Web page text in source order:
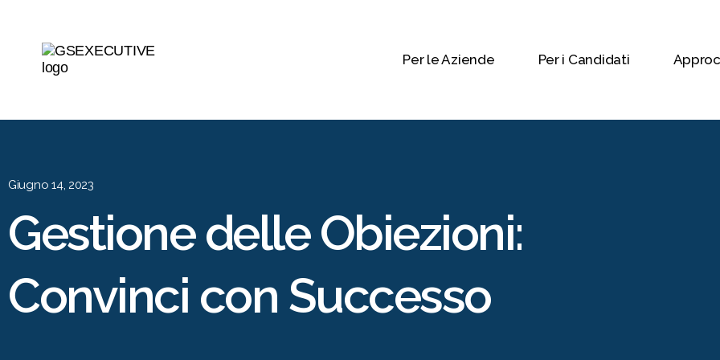
Per le Aziende Per i Candidati
Giugno 14, 2023
Gestione delle Obiezioni:
Convinci con Successo